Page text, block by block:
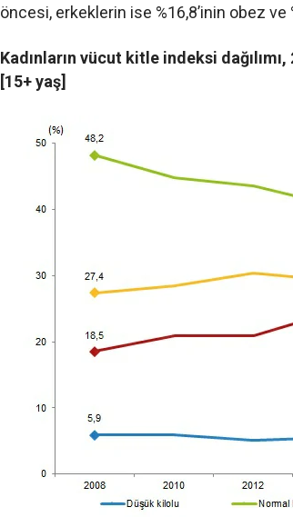
öncesi, erkeklerin ise %16,8’inin obez
Kadınların vücut kitle indeksi
[15+ yaş]